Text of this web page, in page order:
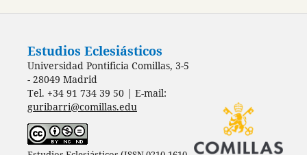
Estudios Eclesiásticos
Universidad Pontificia Comillas, 3-5
- 28049 Madrid
Tel. +34 91 734 39 50 | E-mail:
guribarri@comillas.edu